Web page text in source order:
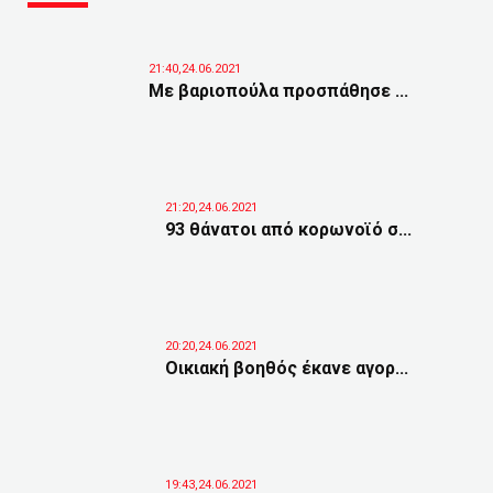
21:40,24.06.2021
Με βαριοπούλα προσπάθησε ...
21:20,24.06.2021
93 θάνατοι από κορωνοϊό σ...
20:20,24.06.2021
Οικιακή βοηθός έκανε αγορ...
19:43,24.06.2021